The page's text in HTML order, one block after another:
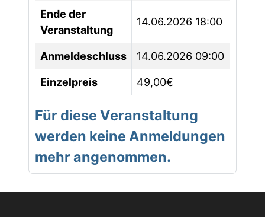
Ende der
Veranstaltung
14.06.2026 18:00
Anmeldeschluss 14.06.2026 09:00
Einzelpreis 49,00€
Für diese Veranstaltung
werden keine Anmeldungen
mehr angenommen.